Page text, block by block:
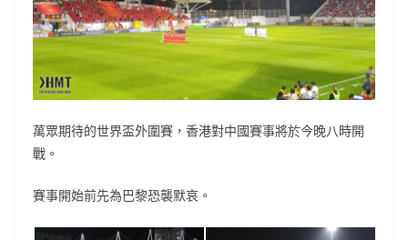
萬眾期待的世界盃外圍賽，香港對中國賽事將於今晚八時開
戰。
賽事開始前先為巴黎恐襲默哀。